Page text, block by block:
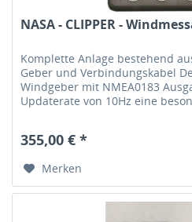
NASA - CLIPPER -
Komplette Anlage bestehend
Geber und Verbindungskabel
Windgeber mit NMEA0183
Updaterate von 10Hz eine
355,00 € *
Merken